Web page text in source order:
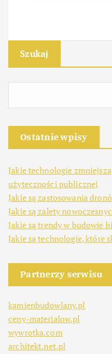
Szukaj
Ostatnie wpisy
Jakie technologie
użyteczności publicznej
Jakie są zastosowania
Jakie są zalety
Jakie są trendy w budowie
Jakie są technologie, które
Partnerzy serwisu
kamienbudowlany.pl
ceny-materialow.pl
wywrotka.com
architekt.net.pl